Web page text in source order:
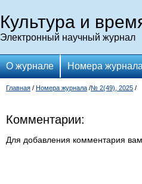
Культура и
Электронный научный журнал
О журнале Номера
Главная / Номера журнала /№ 2(49), 2025 /
Комментарии:
Для добавления комментария